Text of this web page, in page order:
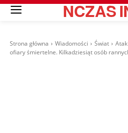
NCZAS
Strona główna Wiadomości Świat
ofiary śmiertelne. Kilkadziesiąt osób